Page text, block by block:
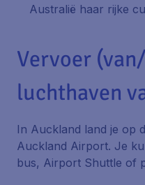
Australië haar rijke
Vervoer
luchthaven
In Auckland land je op
Auckland Airport. Je
bus, Airport Shuttle of